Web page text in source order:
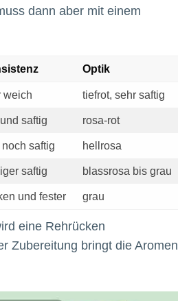
dann aber mit einem
Optik
weich tiefrot, sehr saftig
saftig rosa-rot
noch saftig hellrosa
saftig blassrosa bis grau
und fester grau
eine Rehrücken
Zubereitung bringt die Aromen